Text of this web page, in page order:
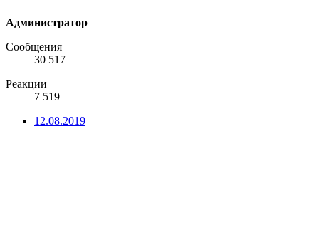
Администратор
Сообщения
30 517
Реакции
7 519
12.08.2019